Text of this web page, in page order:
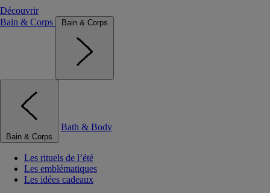
Découvrir
Bain & Corps
Bain & Corps
Bain & Corps
Bath & Body
Les rituels de l’été
Les emblématiques
Les idées cadeaux